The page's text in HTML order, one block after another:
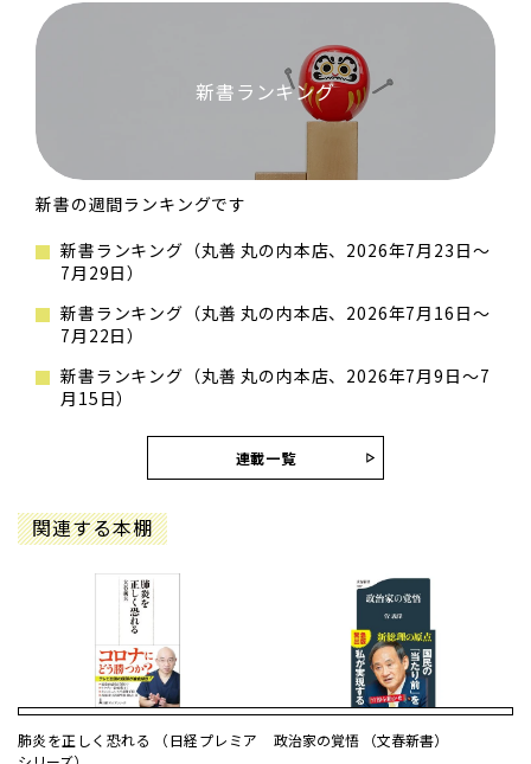
新書ランキング
新書の週間ランキングです
新書ランキング（丸善 丸の内本店、2026年7月23日～
7月29日）
新書ランキング（丸善 丸の内本店、2026年7月16日～
7月22日）
新書ランキング（丸善 丸の内本店、2026年7月9日～7
月15日）
連載一覧
関連する本棚
肺炎を正しく恐れる （日経プレミア
政治家の覚悟 （文春新書）